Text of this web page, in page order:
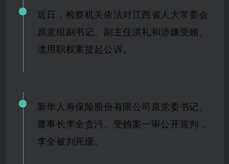
近日， 检察机关依法对江西省人大常委会
原党组副书记、副主任洪礼和涉嫌受贿、
滥用职权案提起公诉。
新华 人寿保险股份有限公司原党委书记、
董事长李全贪污、受贿案一审公开宣判，
李全被判死缓。